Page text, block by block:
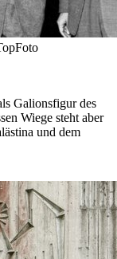
Galionsfigur des
Wiege steht aber
und dem